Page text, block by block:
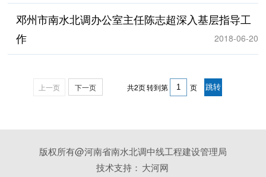
邓州市南水北调办公室主任陈志超深入基层指导工
作
2018-06-20
上一页 下一页 共2页转到第 页
版权所有@河南省南水北调中线工程建设管理局
技术支持： 大河网